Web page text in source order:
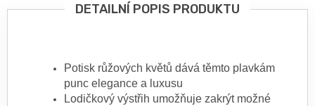
DETAILNÍ POPIS PRODUKTU
Potisk růžových květů dává těmto plavkám
punc elegance a luxusu
Lodičkový výstřih umožňuje zakrýt možné